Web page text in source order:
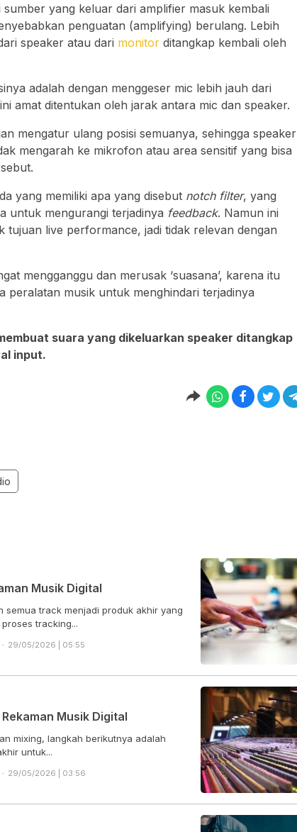
yang keluar dari amplifier masuk kembali
penguatan (amplifying) berulang. Lebih
speaker atau dari monitor ditangkap kembali oleh
adalah dengan menggeser mic lebih jauh dari
amat ditentukan oleh jarak antara mic dan speaker.
mengatur ulang posisi semuanya, sehingga speaker
mengarah ke mikrofon atau area sensitif yang bisa
yang memiliki apa yang disebut notch filter, yang
untuk mengurangi terjadinya feedback. Namun ini
tujuan live performance, jadi tidak relevan dengan
mengganggu dan merusak ‘suasana’, karena itu
peralatan musik untuk menghindari terjadinya
suara yang dikeluarkan speaker ditangkap
input.
Musik Digital
semua track menjadi produk akhir yang
tracking...
29/05/2026 | 05:55
Musik Digital
mixing, langkah berikutnya adalah
untuk...
29/05/2026 | 03:56